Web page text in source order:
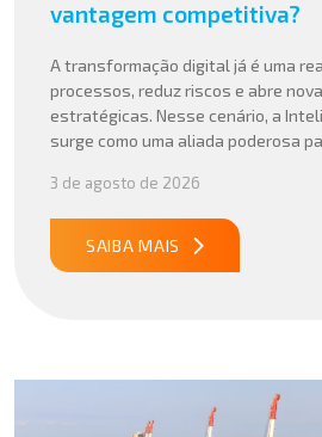
vantagem competitiva?
A transformação digital já é uma
processos, reduz riscos e abre
estratégicas. Nesse cenário, a
surge como uma aliada poderosa
suas operações internacionais.
tarefas, a IA vem sendo aplicada
complexos, […]
3 de agosto de 2026
SAIBA MAIS